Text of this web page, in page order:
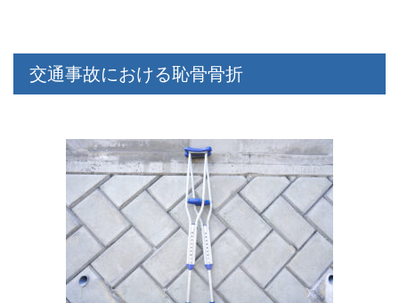
交通事故における恥骨骨折